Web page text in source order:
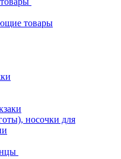
товары
носочки для